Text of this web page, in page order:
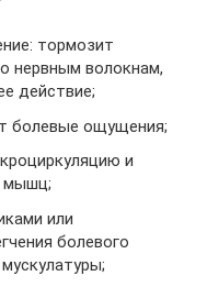
тормозит
нервным волокнам,
действие;
болевые ощущения;
и
мышц;
или
болевого